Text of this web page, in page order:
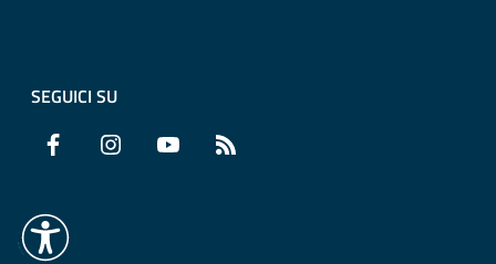
SEGUICI SU
Facebook Instagram YouTube